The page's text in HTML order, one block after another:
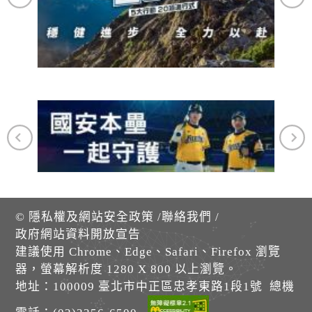
© 隱私權及網站安全政策 /聯絡我們 /
政府網站資料開放宣告
建議使用 Chrome、Edge、Safari、Firefox 瀏覽
器，螢幕解析度 1280 X 800 以上瀏覽。
地址：100009 臺北市中正區忠孝東路1段1號 總機